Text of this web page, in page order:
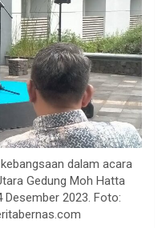
dalam acara
Gedung Moh Hatta
Desember 2023. Foto: